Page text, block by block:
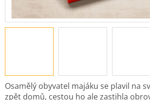
Osamělý obyvatel majáku se plavil na
zpět domů, cestou ho ale zastihla